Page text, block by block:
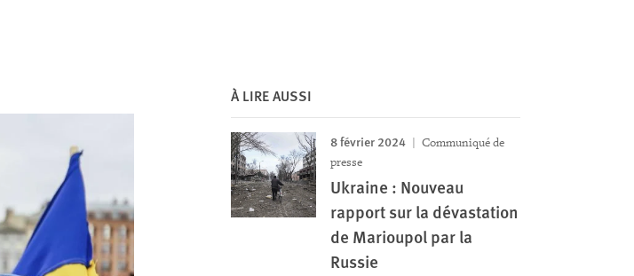
À LIRE AUSSI
8 février 2024
Communiqué de
presse
Ukraine : Nouveau
rapport sur la dévastation
de Marioupol par la
Russie